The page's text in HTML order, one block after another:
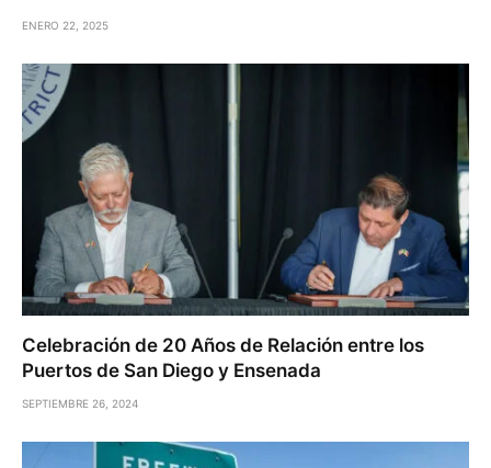
ENERO 22, 2025
Celebración de 20 Años de Relación entre los
Puertos de San Diego y Ensenada
SEPTIEMBRE 26, 2024